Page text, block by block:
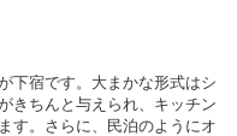
下宿です。大まかな形式はシ
きちんと与えられ、キッチン
す。さらに、民泊のようにオ